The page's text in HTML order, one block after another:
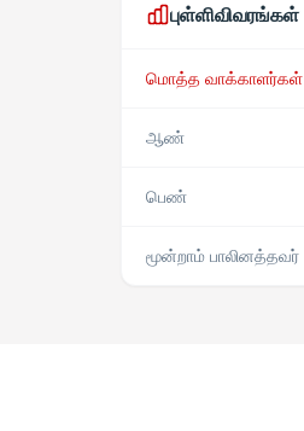
புள்ளிவிவரங்கள்
மொத்த வாக்காளர்கள்
ஆண்
பெண்
மூன்றாம் பாலினத்தவர்